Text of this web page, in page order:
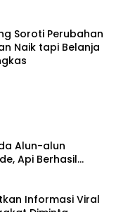
Soroti Perubahan
Naik tapi Belanja
Alun-alun
Api Berhasil
Informasi Viral